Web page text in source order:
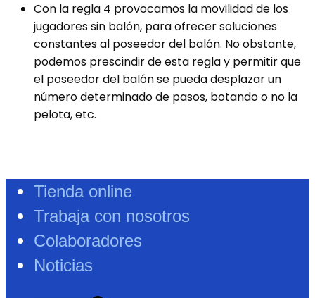
Con la regla 4 provocamos la movilidad de los
jugadores sin balón, para ofrecer soluciones
constantes al poseedor del balón. No obstante,
podemos prescindir de esta regla y permitir que
el poseedor del balón se pueda desplazar un
número determinado de pasos, botando o no la
pelota, etc.
Tienda online
Trabaja con nosotros
Colaboradores
Noticias